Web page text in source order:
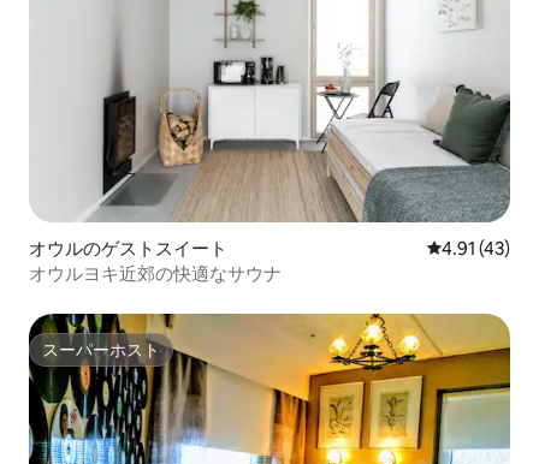
オウルのゲストスイート レビュー43
4.91 (43)
オウルヨキ近郊の快適なサウナ
スーパーホスト
スーパーホスト